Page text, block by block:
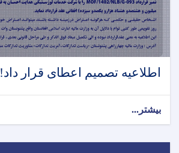
اطلاعیه تصمیم اعطای قرار داد!
بیشتر...